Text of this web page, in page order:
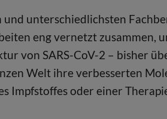
unterschiedlichsten
eng vernetzt zusammen,
von SARS-CoV-2 – bisher
Welt ihre verbesserten
Impfstoffes oder einer